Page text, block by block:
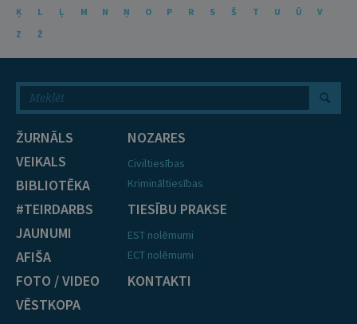
Ķ
L Ļ M N Ņ O P R S Š T U Ū
V
Z
Ž
ŽURNĀLS
VEIKALS
BIBLIOTĒKA
#TEIRDARBS
JAUNUMI
AFIŠA
FOTO / VIDEO
VĒSTKOPA
NOZARES
Civiltiesības
Krimināltiesības
TIESĪBU PRAKSE
EST nolēmumi
ECT nolēmumi
KONTAKTI